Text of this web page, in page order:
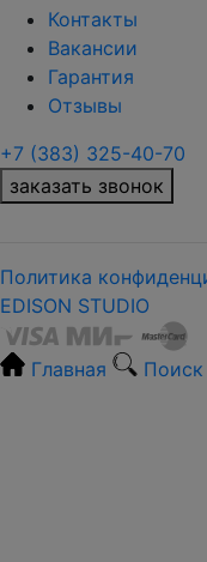
Контакты
Вакансии
Гарантия
Отзывы
+7 (383) 325-40-70
заказать звонок
Политика
EDISON STUDIO
Главная Поиск